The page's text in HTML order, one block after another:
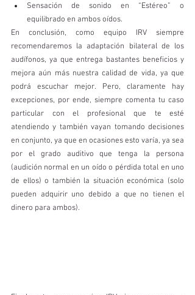
Sensación de sonido en “Estéreo” o
equilibrado en ambos oídos.
En conclusión, como equipo IRV siempre
recomendaremos la adaptación bilateral de los
audífonos, ya que entrega bastantes beneficios y
mejora aún más nuestra calidad de vida, ya que
podrá escuchar mejor. Pero, claramente hay
excepciones, por ende, siempre comenta tu caso
particular con el profesional que te esté
atendiendo y también vayan tomando decisiones
en conjunto, ya que en ocasiones esto varía, ya sea
por el grado auditivo que tenga la persona
(audición normal en un oído o pérdida total en uno
de ellos) o también la situación económica (solo
pueden adquirir uno debido a que no tienen el
dinero para ambos).